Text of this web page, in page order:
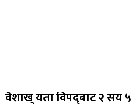
वैशाख यता विपद्‌बाट २ सय ५